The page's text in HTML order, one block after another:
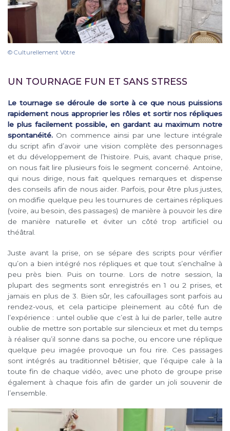
© Culturellement Vôtre
UN TOURNAGE FUN ET SANS STRESS
Le tournage se déroule de sorte à ce que nous puissions
rapidement nous approprier les rôles et sortir nos répliques
le plus facilement possible, en gardant au maximum notre
spontanéité. On commence ainsi par une lecture intégrale
du script afin d’avoir une vision complète des personnages
et du développement de l’histoire. Puis, avant chaque prise,
on nous fait lire plusieurs fois le segment concerné. Antoine,
qui nous dirige, nous fait quelques remarques et dispense
des conseils afin de nous aider. Parfois, pour être plus justes,
on modifie quelque peu les tournures de certaines répliques
(voire, au besoin, des passages) de manière à pouvoir les dire
de manière naturelle et éviter un côté trop artificiel ou
théâtral.
Juste avant la prise, on se sépare des scripts pour vérifier
qu’on a bien intégré nos répliques et que tout s’enchaîne à
peu près bien. Puis on tourne. Lors de notre session, la
plupart des segments sont enregistrés en 1 ou 2 prises, et
jamais en plus de 3. Bien sûr, les cafouillages sont parfois au
rendez-vous, et cela participe pleinement au côté fun de
l’expérience : untel oublie que c’est à lui de parler, telle autre
oublie de mettre son portable sur silencieux et met du temps
à réaliser qu’il sonne dans sa poche, ou encore une réplique
quelque peu imagée provoque un fou rire. Ces passages
sont intégrés au traditionnel bêtisier, que l’équipe cale à la
toute fin de chaque vidéo, avec une photo de groupe prise
également à chaque fois afin de garder un joli souvenir de
l’ensemble.